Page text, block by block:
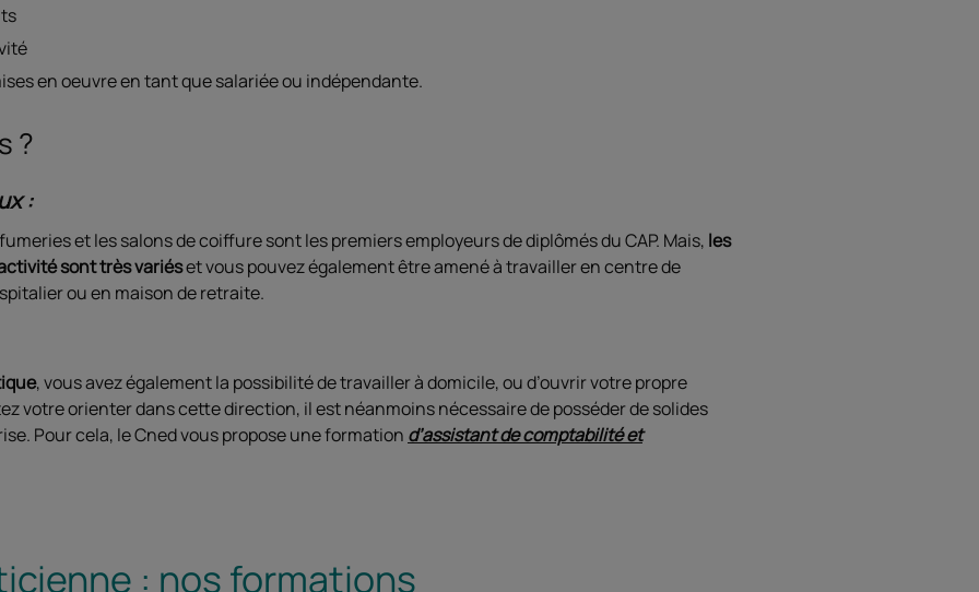
en oeuvre en tant que salariée ou indépendante.
?
:
et les salons de coiffure sont les premiers employeurs de diplômés du CAP. Mais, les
sont très variéset vous pouvez également être amené à travailler en centre de
ou en maison de retraite.
, vous avez également la possibilité de travailler à domicile, ou d’ouvrir votre propre
votre orienter dans cette direction, il est néanmoins nécessaire de posséder de solides
Pour cela, le Cned vous propose une formation d’assistant de comptabilité et
: nos formations